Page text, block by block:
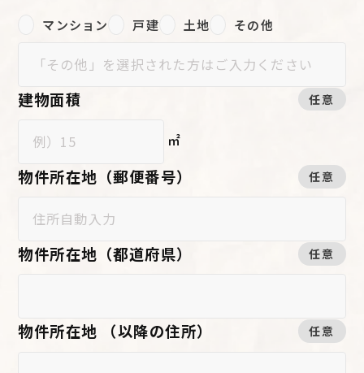
マンション 戸建 土地 その他
任意
建物面積
㎡
任意
物件所在地（郵便番号）
任意
物件所在地（都道府県）
任意
物件所在地 （以降の住所）